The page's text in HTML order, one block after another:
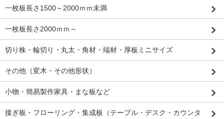
一枚板長さ1500～2000ｍｍ未満
一枚板長さ2000ｍｍ～
切り株・輪切り・丸太・角材・端材・厚板ミニサイズ
その他（変木・その他形状）
小物・簡易製作家具・まな板など
接ぎ板・フローリング・集成板（テーブル・デスク・カウンタ